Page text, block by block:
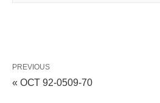
PREVIOUS
« ОСТ 92-0509-70